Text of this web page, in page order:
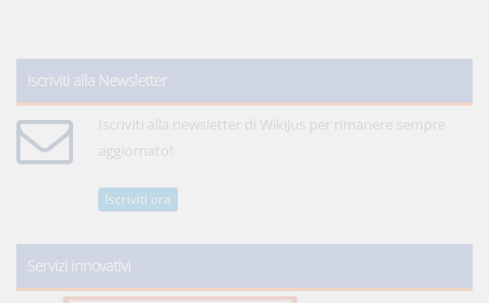
Iscriviti alla Newsletter
Iscriviti alla newsletter di WikiJus per rimanere sempre
aggiornato!
Iscriviti ora
Servizi innovativi